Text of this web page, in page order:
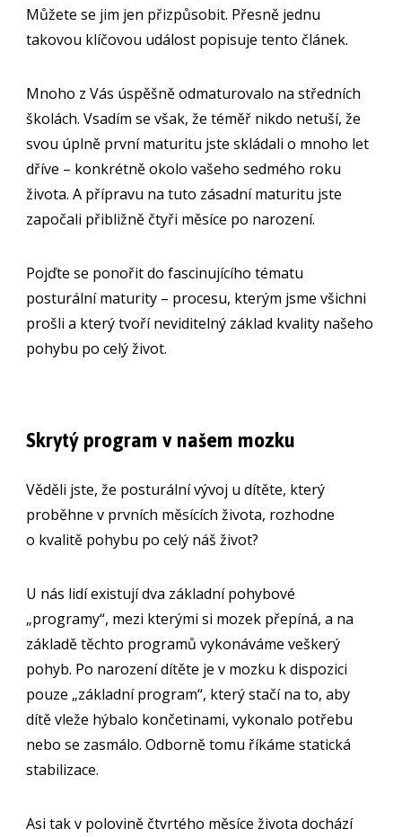
Můžete se jim jen přizpůsobit. Přesně jednu
takovou klíčovou událost popisuje tento článek.
Mnoho z Vás úspěšně odmaturovalo na středních
školách. Vsadím se však, že téměř nikdo netuší, že
svou úplně první maturitu jste skládali o mnoho let
dříve – konkrétně okolo vašeho sedmého roku
života. A přípravu na tuto zásadní maturitu jste
započali přibližně čtyři měsíce po narození.
Pojďte se ponořit do fascinujícího tématu
posturální maturity – procesu, kterým jsme všichni
prošli a který tvoří neviditelný základ kvality našeho
pohybu po celý život.
Skrytý program v našem mozku
Věděli jste, že posturální vývoj u dítěte, který
proběhne v prvních měsících života, rozhodne
o kvalitě pohybu po celý náš život?
U nás lidí existují dva základní pohybové
„programy“, mezi kterými si mozek přepíná, a na
základě těchto programů vykonáváme veškerý
pohyb. Po narození dítěte je v mozku k dispozici
pouze „základní program“, který stačí na to, aby
dítě vleže hýbalo končetinami, vykonalo potřebu
nebo se zasmálo. Odborně tomu říkáme statická
stabilizace.
Asi tak v polovině čtvrtého měsíce života dochází